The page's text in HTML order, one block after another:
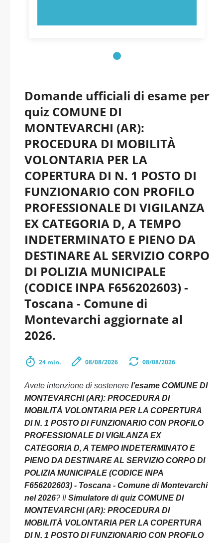
Domande ufficiali di esame per
quiz COMUNE DI
MONTEVARCHI (AR):
PROCEDURA DI MOBILITÀ
VOLONTARIA PER LA
COPERTURA DI N. 1 POSTO DI
FUNZIONARIO CON PROFILO
PROFESSIONALE DI VIGILANZA
EX CATEGORIA D, A TEMPO
INDETERMINATO E PIENO DA
DESTINARE AL SERVIZIO CORPO
DI POLIZIA MUNICIPALE
(CODICE INPA F656202603) -
Toscana - Comune di
Montevarchi aggiornate al
2026.
24 min. 08/08/2026 08/08/2026
Avete intenzione di sostenere l’esame COMUNE DI
MONTEVARCHI (AR): PROCEDURA DI
MOBILITÀ VOLONTARIA PER LA COPERTURA
DI N. 1 POSTO DI FUNZIONARIO CON PROFILO
PROFESSIONALE DI VIGILANZA EX
CATEGORIA D, A TEMPO INDETERMINATO E
PIENO DA DESTINARE AL SERVIZIO CORPO DI
POLIZIA MUNICIPALE (CODICE INPA
F656202603) - Toscana - Comune di Montevarchi
nel 2026? Il Simulatore di quiz COMUNE DI
MONTEVARCHI (AR): PROCEDURA DI
MOBILITÀ VOLONTARIA PER LA COPERTURA
DI N. 1 POSTO DI FUNZIONARIO CON PROFILO